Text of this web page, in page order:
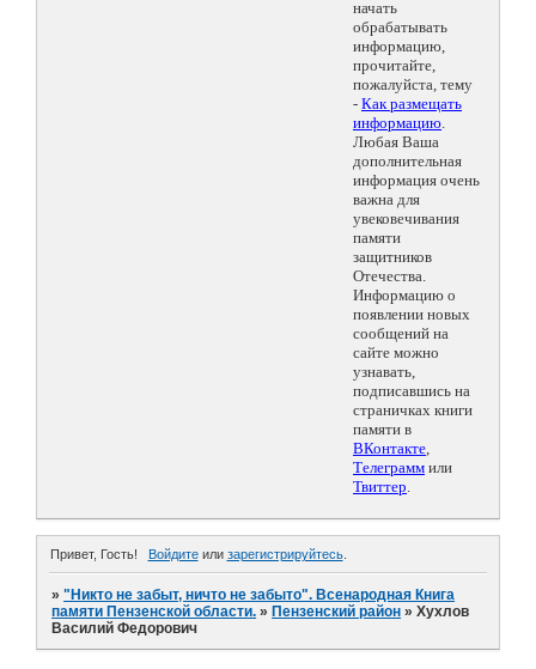
начать
обрабатывать
информацию,
прочитайте,
пожалуйста, тему
- Как размещать
информацию.
Любая Ваша
дополнительная
информация очень
важна для
увековечивания
памяти
защитников
Отечества.
Информацию о
появлении новых
сообщений на
сайте можно
узнавать,
подписавшись на
страничках книги
памяти в
ВКонтакте,
Телеграмм или
Твиттер.
Привет, Гость! Войдитеили зарегистрируйтесь.
»"Никто не забыт, ничто не забыто". Всенародная Книга
памяти Пензенской области. » Пензенский район »Хухлов
Василий Федорович